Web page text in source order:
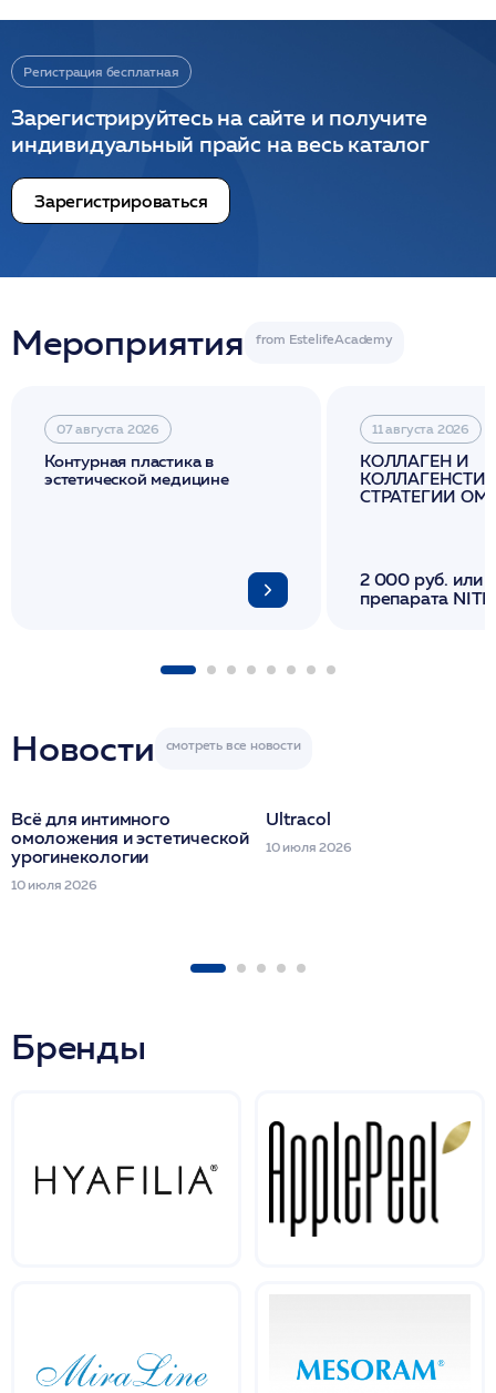
Регистрация бесплатная
Зарегистрируйтесь на сайте и получите
индивидуальный прайс на весь каталог
Зарегистрироваться
Мероприятия
07 августа 2026
Контурная пластика в
эстетической медицине
11 августа 2026
КОЛЛАГЕН И
СТРАТЕГИИ
2 000 руб. или
препарата
Новости
Всё для интимного
омоложения и эстетической
урогинекологии
10 июля 2026
Ultracol
10 июля 2026
Бренды